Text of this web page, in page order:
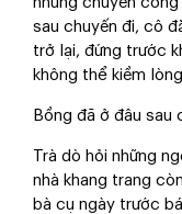
sau chuyến đi, cô
trở lại, đứng trước
không thể kiềm
Bồng đã ở đâu sau
Trà dò hỏi những
nhà khang trang
bà cụ ngày trước